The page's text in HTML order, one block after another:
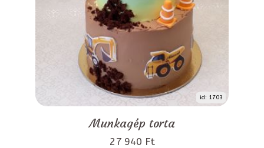
id: 1703
Munkagép torta
27 940 Ft